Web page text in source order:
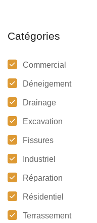
Catégories
Commercial
Déneigement
Drainage
Excavation
Fissures
Industriel
Réparation
Résidentiel
Terrassement